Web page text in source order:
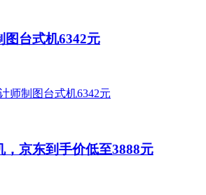
图台式机6342元
，京东到手价低至3888元